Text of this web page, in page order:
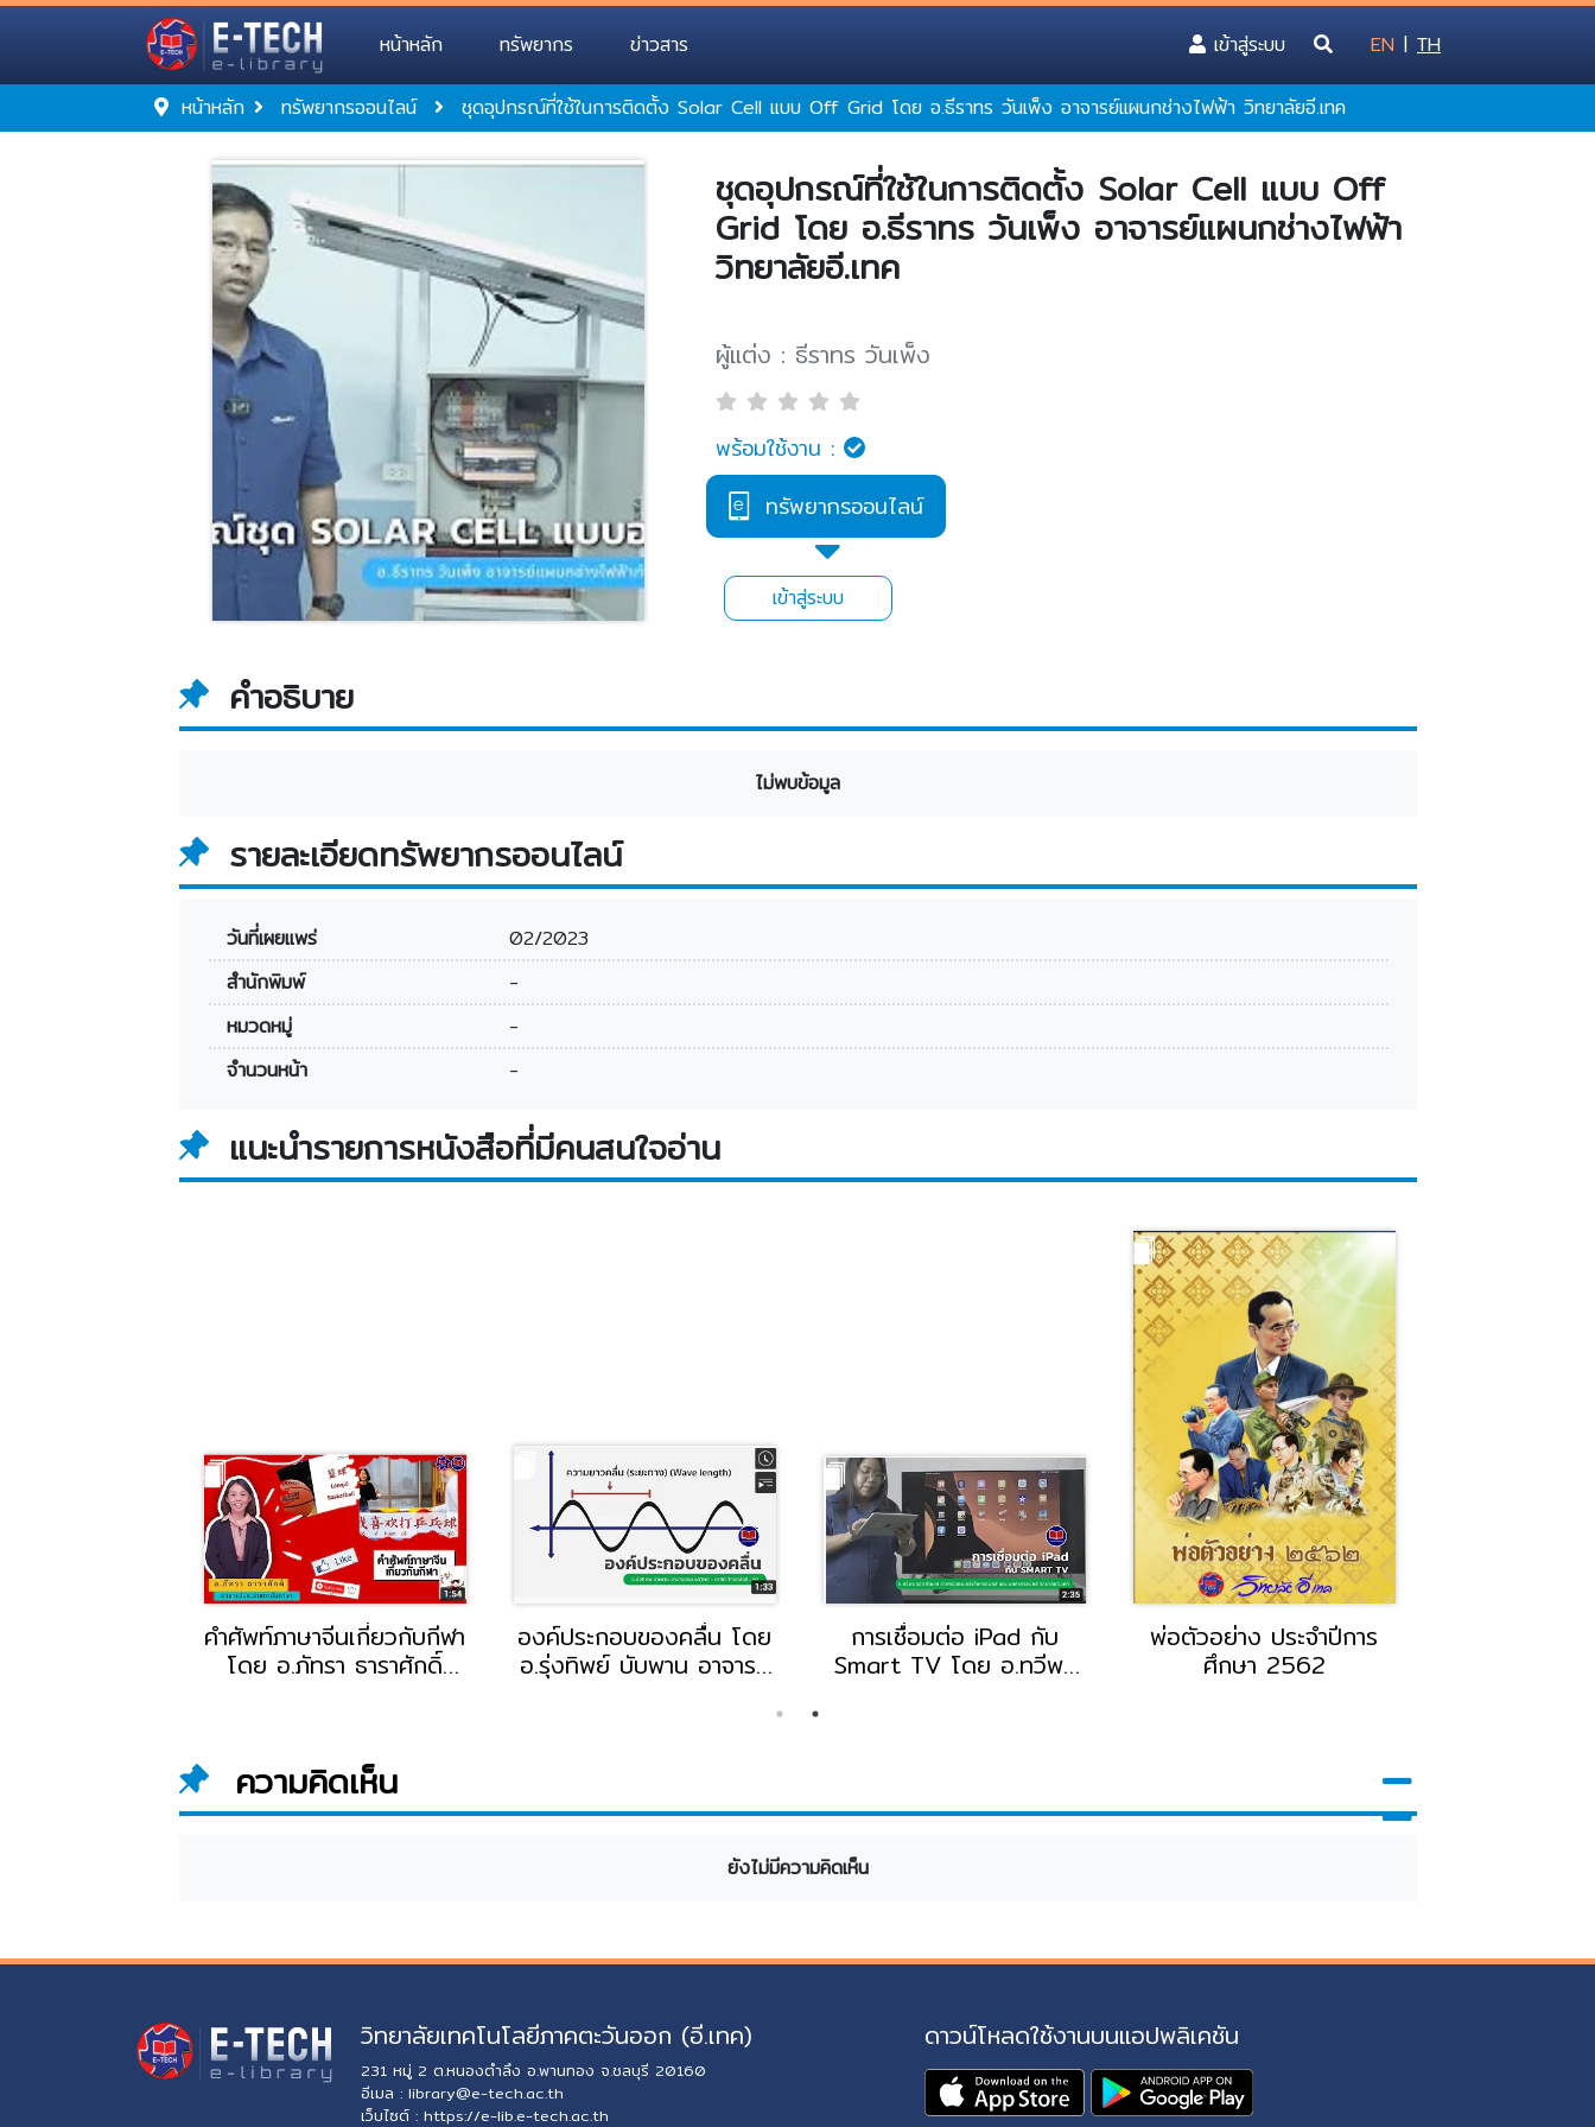
หน้าหลัก ทรัพยากร ข่าวสาร เข้าสู่ระบบ(current) EN | TH
หน้าหลัก ทรัพยากรออนไลน์ ชุดอุปกรณ์ที่ใช้ในการติดตั้ง Solar Cell แบบ Off Grid โดย อ.ธีราทร วันเพ็ง อาจารย์แผนกช่างไฟฟ้า วิทยาลัยอี.เทค
ชุดอุปกรณ์ที่ใช้ในการติดตั้ง Solar Cell แบบ Off
Grid โดย อ.ธีราทร วันเพ็ง อาจารย์แผนกช่างไฟฟ้า
วิทยาลัยอี.เทค
ผู้แต่ง : ธีราทร วันเพ็ง
พร้อมใช้งาน :
ทรัพยากรออนไลน์
เข้าสู่ระบบ
คำอธิบาย
ไม่พบข้อมูล
รายละเอียดทรัพยากรออนไลน์
วันที่เผยแพร่
02/2023
สำนักพิมพ์
-
หมวดหมู่
-
จำนวนหน้า
-
แนะนำรายการหนังสือที่มีคนสนใจอ่าน
คำศัพท์ภาษาจีนเกี่ยวกับกีฬา
โดย อ.ภัทรา ธาราศักดิ์
องค์ประกอบของคลื่น โดย
อ.รุ่งทิพย์ บับพาน อาจารย์
การเชื่อมต่อ iPad กับ
Smart TV โดย อ.ทวีพร
พ่อตัวอย่าง ประจำปีการ
ศึกษา 2562
ความคิดเห็น
ยังไม่มีความคิดเห็น
วิทยาลัยเทคโนโลยีภาคตะวันออก (อี.เทค)
231 หมู่ 2 ต.หนองตำลึง อ.พานทอง จ.ชลบุรี 20160
อีเมล : library@e-tech.ac.th
เว็บไซต์ : https://e-lib.e-tech.ac.th
ดาวน์โหลดใช้งานบนแอปพลิเคชัน